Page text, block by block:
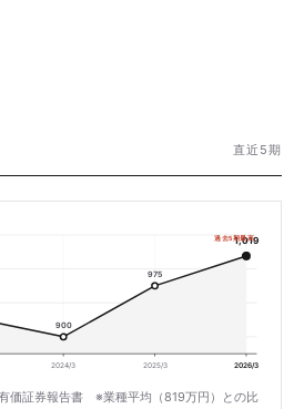
直近5期
900
975
1,019
過去5期最高
2024/3 2025/3 2026/3
価証券報告書 ※業種平均（819万円）との比